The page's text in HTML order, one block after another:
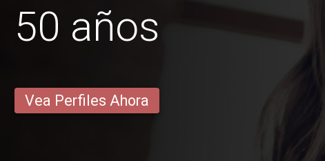
50 años
Vea Perfiles Ahora